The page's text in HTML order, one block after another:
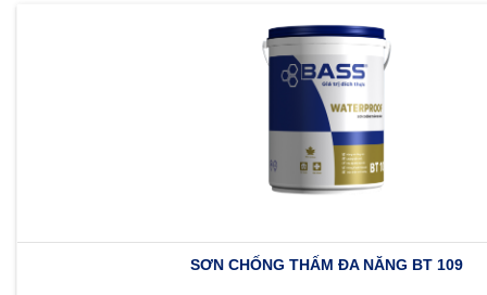
SƠN CHỐNG THẤM ĐA NĂNG BT 109